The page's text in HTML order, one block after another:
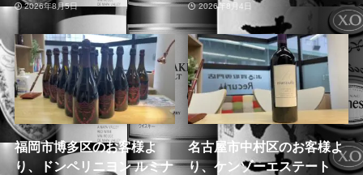
2026年8月5日 2026年8月4日
福岡市博多区のお客様よ
り、ドンペリニヨン ルミナ
名古屋市中村区のお客様よ
り、ケンゾーエステート